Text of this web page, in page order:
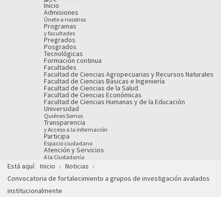
Inicio
Admisiones
Únete a nosotros
Programas
y facultades
Pregrados
Posgrados
Tecnológicas
Formación continua
Facultades
Facultad de Ciencias Agropecuarias y Recursos Naturales
Facultad de Ciencias Básicas e Ingeniería
Facultad de Ciencias de la Salud
Facultad de Ciencias Económicas
Facultad de Ciencias Humanas y de la Educación
Universidad
Quiénes Somos
Transparencia
y Acceso a la información
Participa
Espacio ciudadano
Atención y Servicios
A la Ciudadanía
Está aquí: Inicio
Noticias
Convocatoria de fortalecimiento a grupos de investigación avalados
institucionalmente